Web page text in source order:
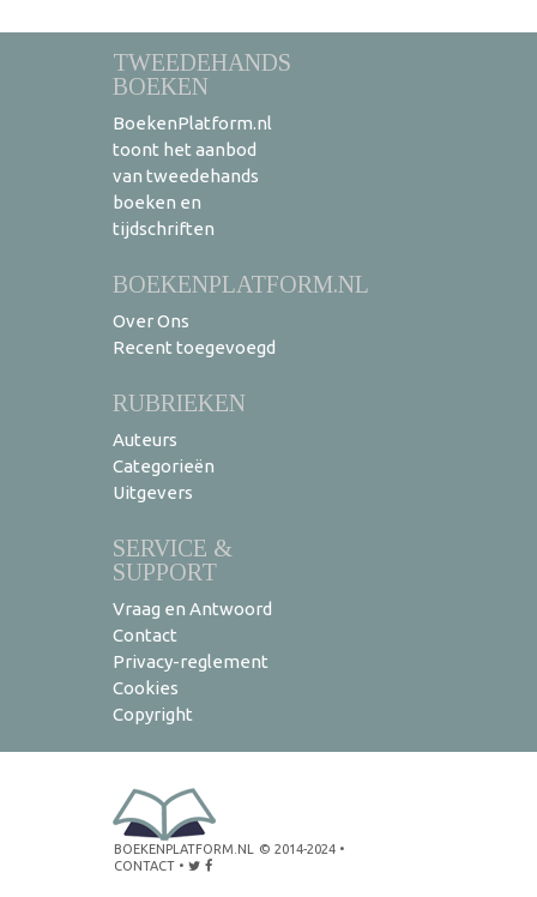
TWEEDEHANDS
BOEKEN
BoekenPlatform.nl
toont het aanbod
van tweedehands
boeken en
tijdschriften
BOEKENPLATFORM.NL
Over Ons
Recent toegevoegd
RUBRIEKEN
Auteurs
Categorieën
Uitgevers
SERVICE &
SUPPORT
Vraag en Antwoord
Contact
Privacy-reglement
Cookies
Copyright
BOEKENPLATFORM.NL © 2014-2024 •
CONTACT •